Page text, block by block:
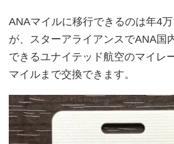
ANAマイルに移行できるのは年4
が、スターアライアンスでANA国
できるユナイテッド航空のマイレ
マイルまで交換できます。